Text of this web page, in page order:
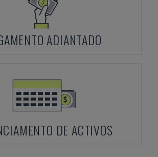
ADIANTADO
DE ACTIVOS